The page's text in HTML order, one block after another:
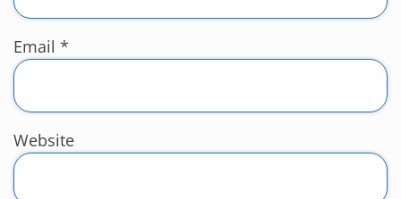
Email *
Website